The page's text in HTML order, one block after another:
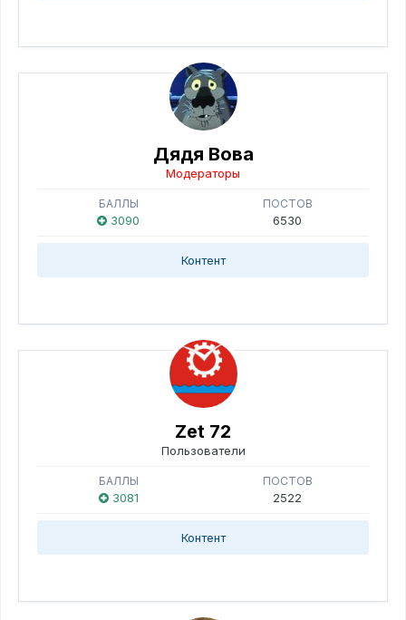
Дядя Вова
Модераторы
БАЛЛЫ
3090
ПОСТОВ
6530
Контент
Zet 72
Пользователи
БАЛЛЫ
3081
ПОСТОВ
2522
Контент